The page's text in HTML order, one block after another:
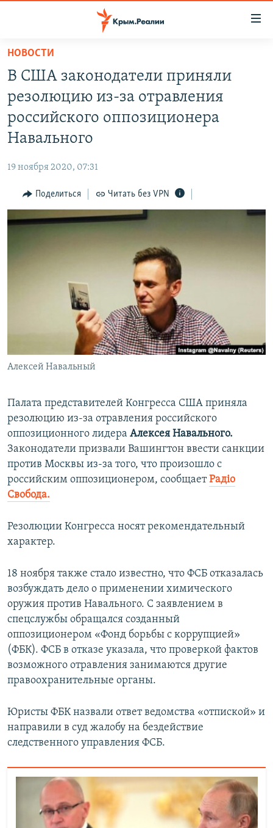
Вернуться
основному
содержанию
Вернутся
главной
Вернутся
поиску
ГРУЗ 200
ВОДА
ИСТОРИЯ
ИНТЕРАКТИВ
ИНФОГРАФИКА
ТЕЛЕПРОЕКТ КРЫМ.РЕАЛИИ
ПОБЕДИТЕЛЕЙ НЕ СУДЯТ?
КРЫМ.НЕПОКОРЕННЫЙ
УКРАИНСКАЯ ПРОБЛЕМА КРЫМА
РАДІО СВОБОДА
КАК ОБОЙТИ БЛОКИРОВКУ
Українською
ПРИСОЕДИНЯЙТЕСЬ!
Все сайты RFE/RL
НОВОСТИ
В США законодатели приняли
резолюцию из-за отравления
российского оппозиционера
Навального
19 ноября 2020, 07:31
Поделиться Читать без VPN
Алексей Навальный
Палата представителей Конгресса США приняла
резолюцию из-за отравления российского
оппозиционного лидера Алексея Навального.
Законодатели призвали Вашингтон ввести санкции
против Москвы из-за того, что произошло с
российским оппозиционером, сообщаетРадіо
Свобода.
Резолюции Конгресса носят рекомендательный
характер.
18 ноября также стало известно, что ФСБ отказалась
возбуждать дело о применении химического
оружия против Навального. С заявлением в
спецслужбы обращался созданный
оппозиционером «Фонд борьбы с коррупцией»
(ФБК). ФСБ в отказе указала, что проверкой фактов
возможного отравления занимаются другие
правоохранительные органы.
Юристы ФБК назвали ответ ведомства «отпиской» и
направили в суд жалобу на бездействие
следственного управления ФСБ.